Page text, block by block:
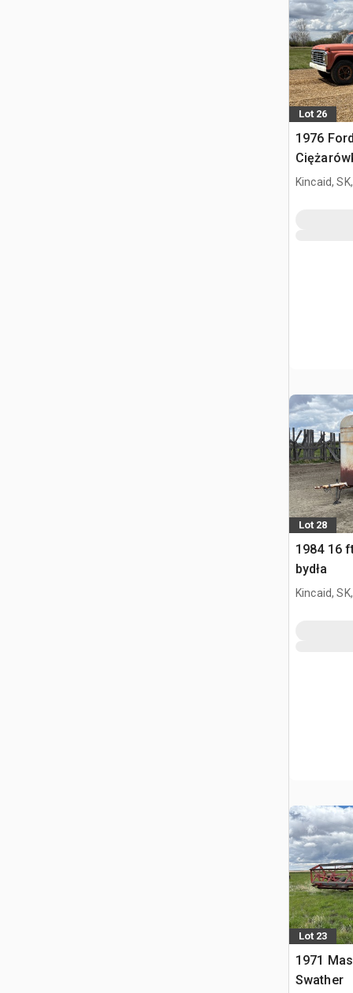
Lot 26
1976
zboża
Kincaid,
Lot 28
1984 16
bydła
Kincaid,
Lot 23
1971
Swather